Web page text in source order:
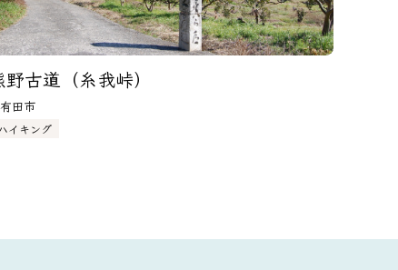
野古道（糸我峠）
有田市
イキング